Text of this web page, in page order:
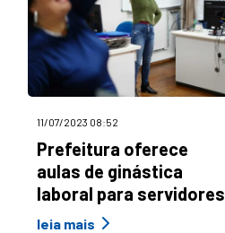
11/07/2023 08:52
Prefeitura oferece
aulas de ginástica
laboral para servidores
leia mais